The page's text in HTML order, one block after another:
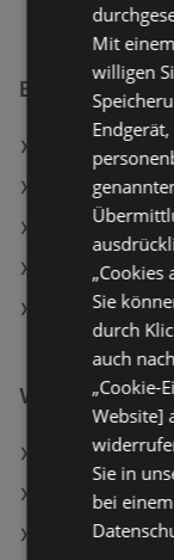
BILLA Filialen
BILLA in
BILLA in
BILLA in
BILLA in
BILLA in
BILLA
Clever
Ja! Natürlich
Mit
willigen
„Cookies
Sie
durch
auch
„Cookie-
Website]
Sie in
bei